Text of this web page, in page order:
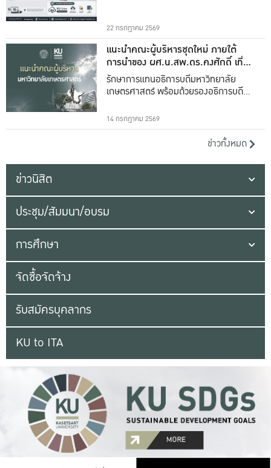
22 กรกฎาคม 2569
แนะนำคณะผู้บริหารชุดใหม่ ภายใต้
การนำของ ผศ.น.สพ.ดร.คงศักดิ์ เที่ยง
ธรรม
รักษาการแทนอธิการบดีมหาวิทยาลัย
เกษตรศาสตร์ พร้อมด้วยรองอธิการบดีทั้ง
14 กรกฎาคม 2569
ข่าวทั้งหมด
ข่าวนิสิต
ประชุม/สัมมนา/อบรม
การศึกษา
จัดซื้อจัดจ้าง
รับสมัครบุคลากร
KU to ITA